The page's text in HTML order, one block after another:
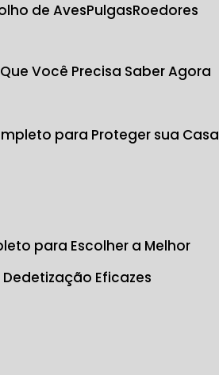
de Aves Pulgas Roedores
Você Precisa Saber Agora
para Proteger sua Casa
para Escolher a Melhor
Dedetização Eficazes